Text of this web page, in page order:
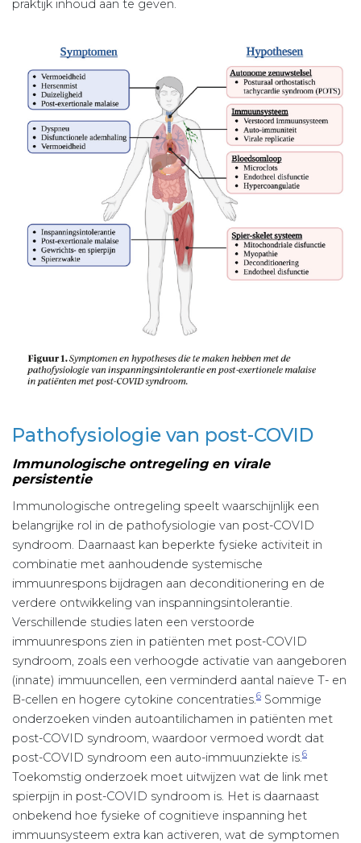
praktijk inhoud aan te geven.
Pathofysiologie van post-COVID
Immunologische ontregeling en virale
persistentie
Immunologische ontregeling speelt waarschijnlijk een
belangrijke rol in de pathofysiologie van post-COVID
syndroom. Daarnaast kan beperkte fysieke activiteit in
combinatie met aanhoudende systemische
immuunrespons bijdragen aan deconditionering en de
verdere ontwikkeling van inspanningsintolerantie.
Verschillende studies laten een verstoorde
immuunrespons zien in patiënten met post-COVID
syndroom, zoals een verhoogde activatie van aangeboren
(innate) immuuncellen, een verminderd aantal naïeve T- en
B-cellen en hogere cytokine concentraties.6 Sommige
onderzoeken vinden autoantilichamen in patiënten met
post-COVID syndroom, waardoor vermoed wordt dat
post-COVID syndroom een auto-immuunziekte is.6
Toekomstig onderzoek moet uitwijzen wat de link met
spierpijn in post-COVID syndroom is. Het is daarnaast
onbekend hoe fysieke of cognitieve inspanning het
immuunsysteem extra kan activeren, wat de symptomen